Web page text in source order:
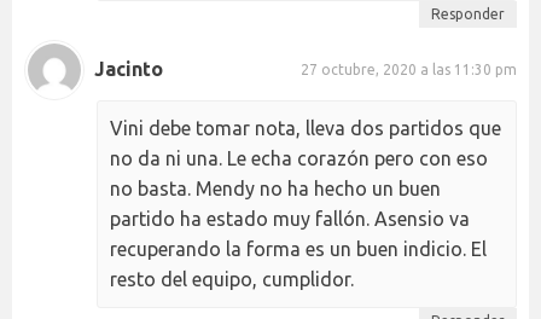
Responder
Jacinto 27 octubre, 2020 a las 11:30 pm
Vini debe tomar nota, lleva dos partidos que
no da ni una. Le echa corazón pero con eso
no basta. Mendy no ha hecho un buen
partido ha estado muy fallón. Asensio va
recuperando la forma es un buen indicio. El
resto del equipo, cumplidor.